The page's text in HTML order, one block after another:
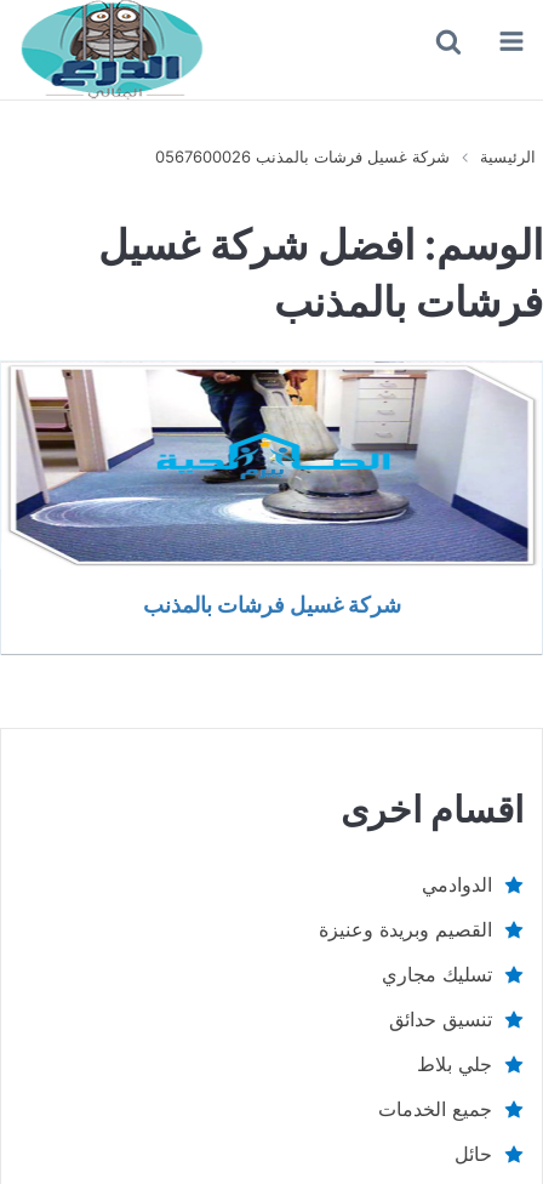
القائمة
الرئيسية شركة غسيل فرشات بالمذنب 0567600026
الوسم: افضل شركة غسيل
فرشات بالمذنب
شركة غسيل فرشات بالمذنب
اقسام اخرى
الدوادمي
القصيم وبريدة وعنيزة
تسليك مجاري
تنسيق حدائق
جلي بلاط
جميع الخدمات
حائل